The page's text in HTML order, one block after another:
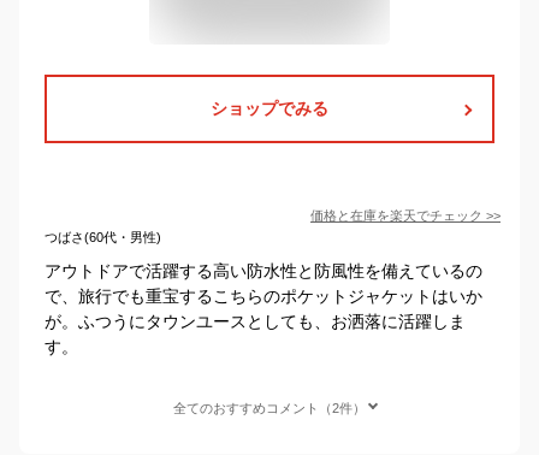
ショップでみる
価格と在庫を楽天でチェック >>
つばさ(60代・男性)
アウトドアで活躍する高い防水性と防風性を備えているの
で、旅行でも重宝するこちらのポケットジャケットはいか
が。ふつうにタウンユースとしても、お洒落に活躍しま
す。
全てのおすすめコメント（2件）